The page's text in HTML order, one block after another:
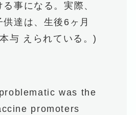
事になる。実際、
達は、生後6ヶ月
与 えられている。)
was the
promoters